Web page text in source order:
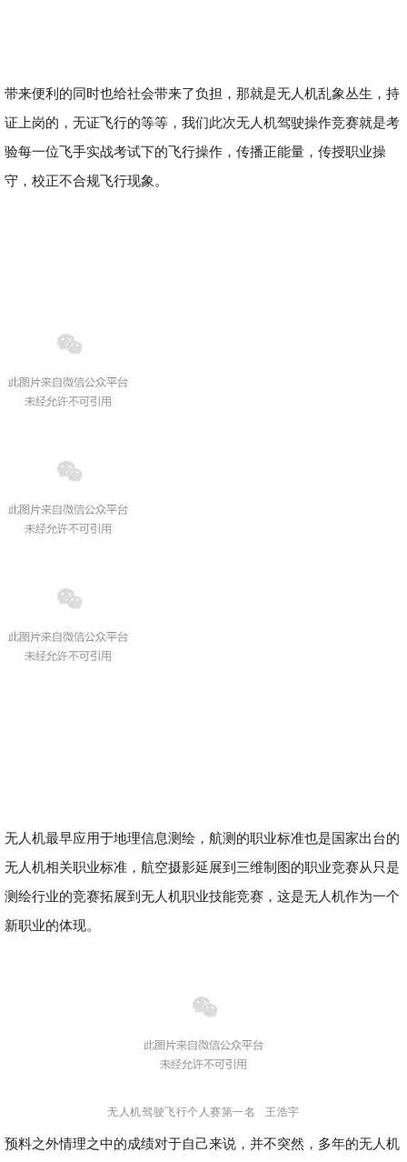
带来便利的同时也给社会带来了负担，那就是无人机乱象丛生，持
证上岗的，无证飞行的等等，我们此次无人机驾驶操作竞赛就是考
验每一位飞手实战考试下的飞行操作，传播正能量，传授职业操
守，校正不合规飞行现象。
无人机最早应用于地理信息测绘，航测的职业标准也是国家出台的
无人机相关职业标准，航空摄影延展到三维制图的职业竞赛从只是
测绘行业的竞赛拓展到无人机职业技能竞赛，这是无人机作为一个
新职业的体现。
无人机驾驶飞行个人赛第一名 王浩宇
预料之外情理之中的成绩对于自己来说，并不突然，多年的无人机